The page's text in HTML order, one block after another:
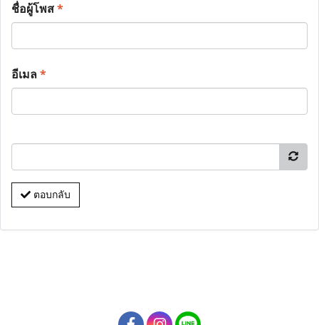
ชื่อผู้โพส*
อีเมล*
ตอบกลับ